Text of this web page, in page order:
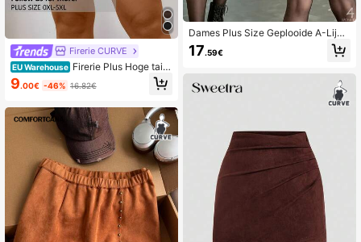
Firerie CURVE
EU Warehouse Firerie Plus Hoge taill
e Tulpenzoom Kokerrok
9.00€ -46% 16.82€
Dames Plus Size Geplooide A-Lijn
Mini-rok, Geweven Niet-Rekbare S
tof, Elegante Herfstmode
17.59€